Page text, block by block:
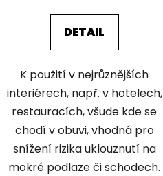
DETAIL
K použití v nejrůznějších
interiérech, např. v hotelech,
restauracích, všude kde se
chodí v obuvi, vhodná pro
snížení rizika uklouznutí na
mokré podlaze či schodech.